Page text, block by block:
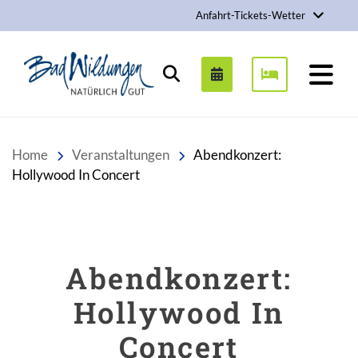
Anfahrt-Tickets-Wetter
Stadt Bad Wildungen
Suchen
Home Veranstaltungen
Abendkonzert:
Hollywood In Concert
Abendkonzert:
Hollywood In
Concert